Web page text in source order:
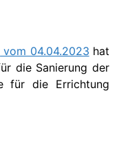
vom 04.04.2023 hat
die Sanierung der
für die Errichtung